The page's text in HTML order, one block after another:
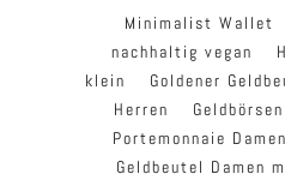
Minimalist Wallet
nachhaltig vegan
klein
Goldener
Herren
Portemonnaie
Geldbeutel Damen